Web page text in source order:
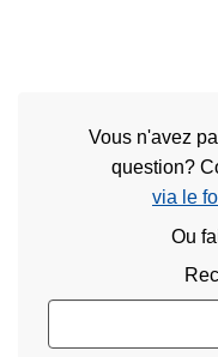
Vous n'avez
question?
via le
Ou